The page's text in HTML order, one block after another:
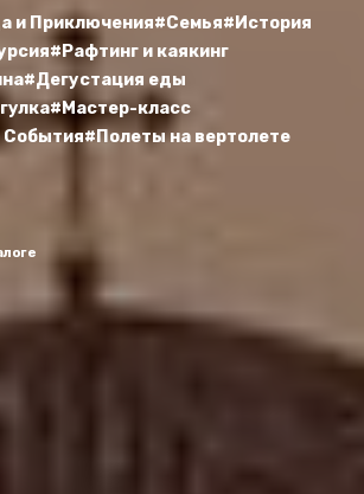
и Приключения#Семья#История
#Рафтинг и каякинг
#Дегустация еды
#Мастер-класс
События#Полеты на вертолете